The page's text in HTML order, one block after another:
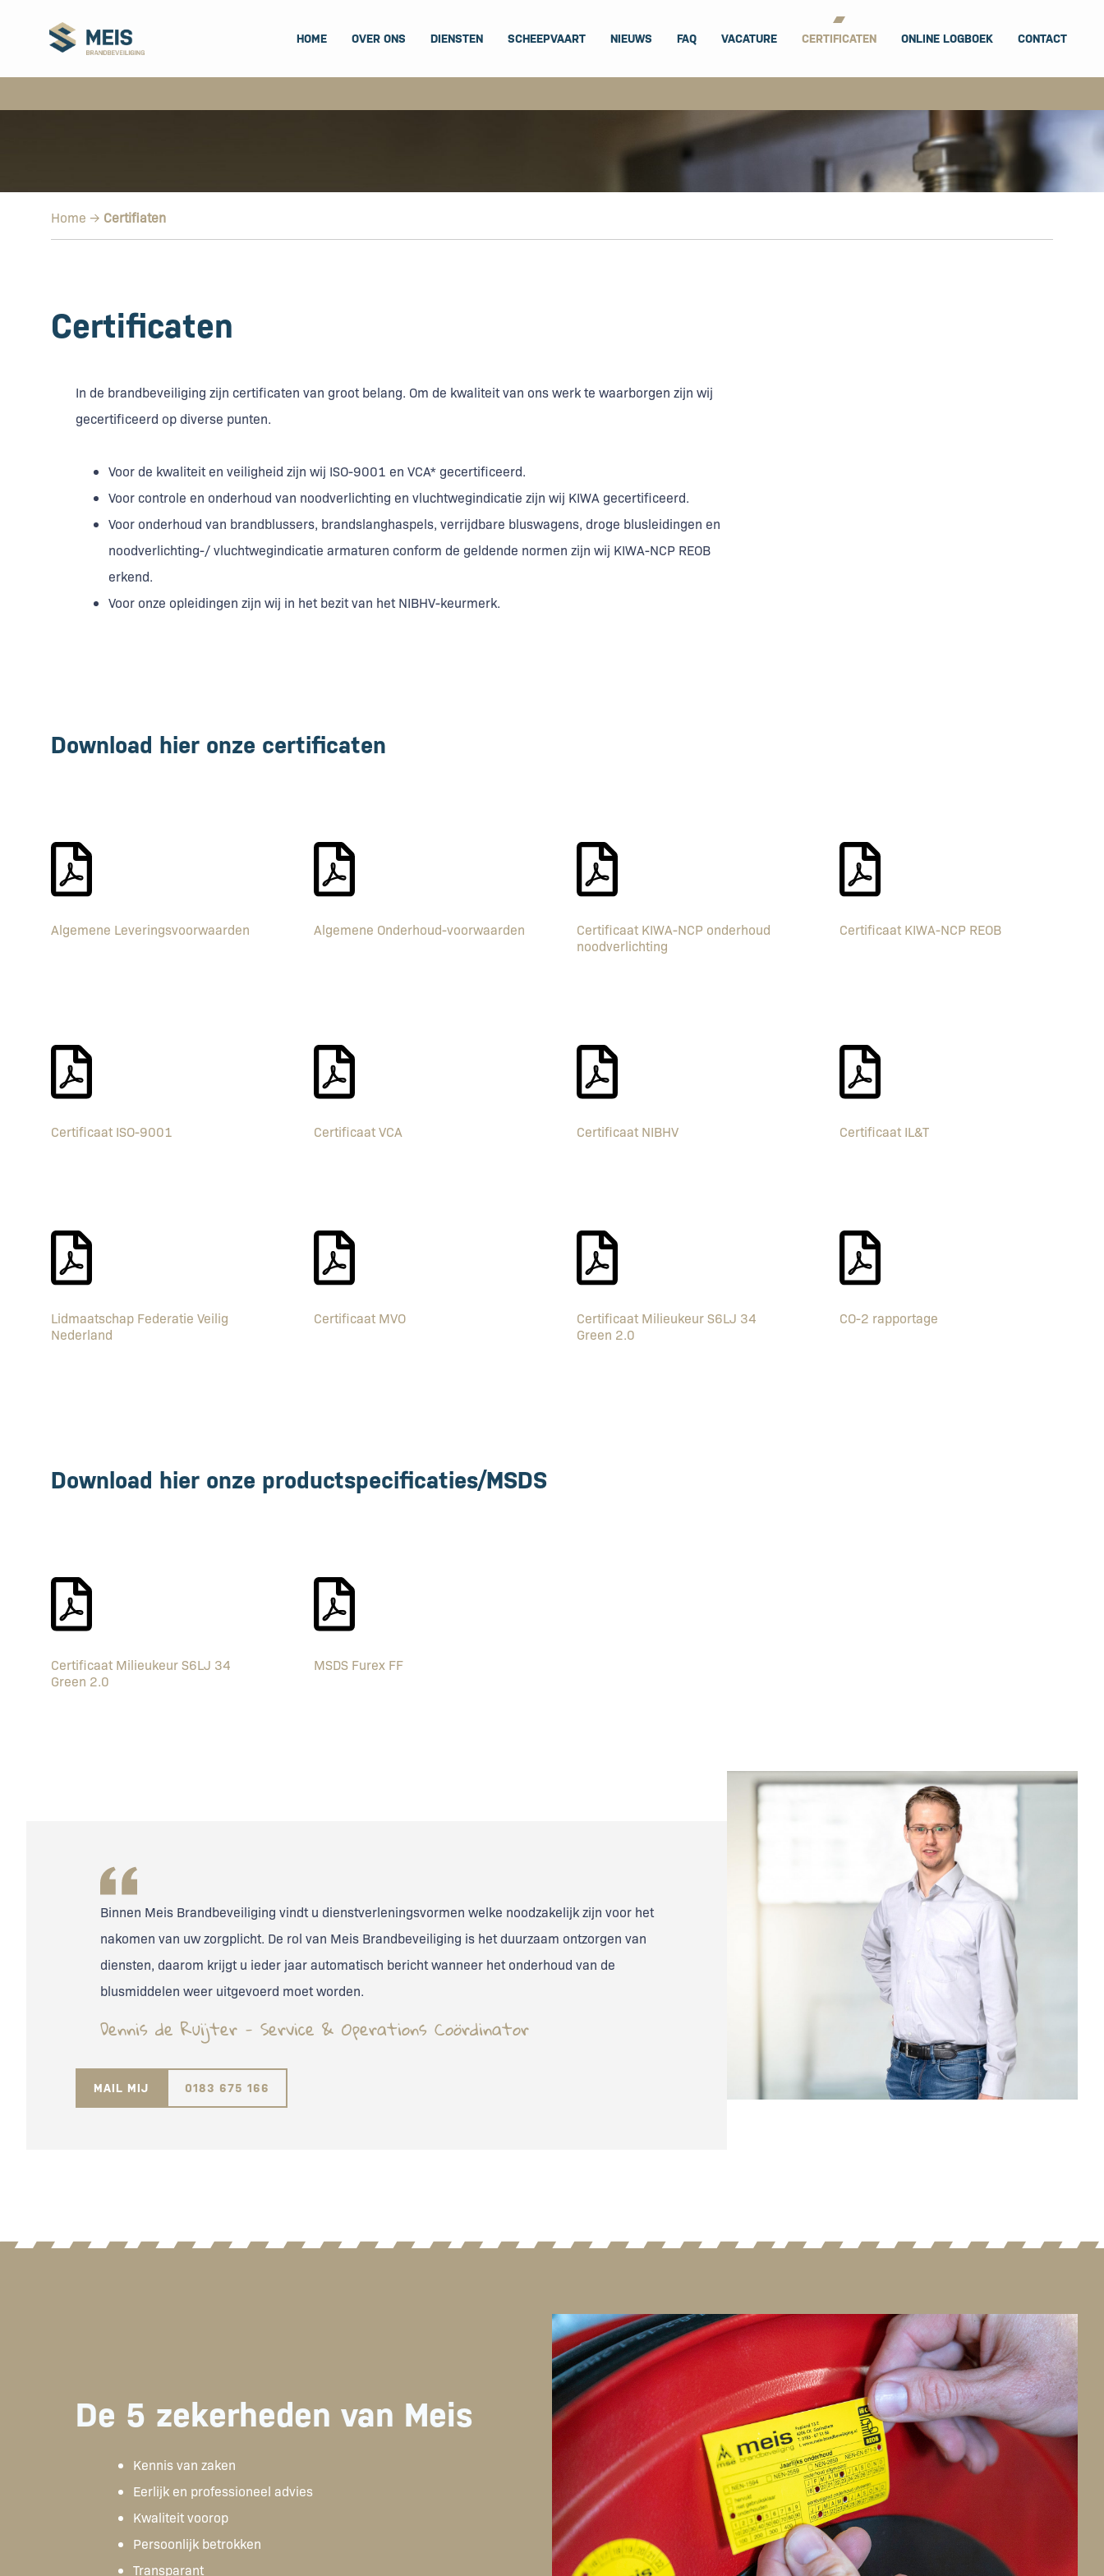
HOME OVER ONS DIENSTEN SCHEEPVAART NIEUWS FAQ VACATURE CERTIFICATEN ONLINE LOGBOEK CONTACT
Home → Certifiaten
Certificaten
In de brandbeveiliging zijn certificaten van groot belang. Om de kwaliteit van ons werk te waarborgen zijn wij
gecertificeerd op diverse punten.
Voor de kwaliteit en veiligheid zijn wij ISO-9001 en VCA* gecertificeerd.
Voor controle en onderhoud van noodverlichting en vluchtwegindicatie zijn wij KIWA gecertificeerd.
Voor onderhoud van brandblussers, brandslanghaspels, verrijdbare bluswagens, droge blusleidingen en
noodverlichting-/ vluchtwegindicatie armaturen conform de geldende normen zijn wij KIWA-NCP REOB
erkend.
Voor onze opleidingen zijn wij in het bezit van het NIBHV-keurmerk.
Download hier onze certificaten
Algemene Leveringsvoorwaarden Algemene Onderhoud-voorwaarden
Certificaat KIWA-NCP onderhoud
noodverlichting
Certificaat KIWA-NCP REOB
Certificaat ISO-9001 Certificaat VCA Certificaat NIBHV Certificaat IL&T
Lidmaatschap Federatie Veilig
Nederland
Certificaat MVO
Certificaat Milieukeur S6LJ 34
Green 2.0
CO-2 rapportage
Download hier onze productspecificaties/MSDS
Certificaat Milieukeur S6LJ 34
Green 2.0
MSDS Furex FF
Binnen Meis Brandbeveiliging vindt u dienstverleningsvormen welke noodzakelijk zijn voor het
nakomen van uw zorgplicht. De rol van Meis Brandbeveiliging is het duurzaam ontzorgen van
diensten, daarom krijgt u ieder jaar automatisch bericht wanneer het onderhoud van de
blusmiddelen weer uitgevoerd moet worden.
Dennis de Ruijter - Service & Operations Coördinator
MAIL MIJ 0183 675 166
De 5 zekerheden van Meis
Kennis van zaken
Eerlijk en professioneel advies
Kwaliteit voorop
Persoonlijk betrokken
Transparant